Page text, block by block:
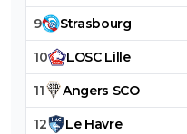
9 Strasbourg
10 LOSC Lille
11 Angers SCO
12 Le Havre